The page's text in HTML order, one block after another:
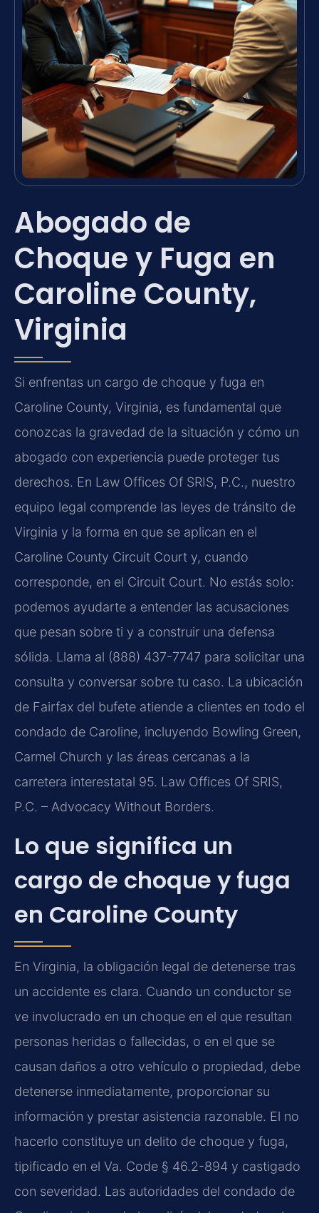
Abogado de
Choque y Fuga en
Caroline County,
Virginia
Si enfrentas un cargo de choque y fuga en
Caroline County, Virginia, es fundamental que
conozcas la gravedad de la situación y cómo un
abogado con experiencia puede proteger tus
derechos. En Law Offices Of SRIS, P.C., nuestro
equipo legal comprende las leyes de tránsito de
Virginia y la forma en que se aplican en el
Caroline County Circuit Court y, cuando
corresponde, en el Circuit Court. No estás solo:
podemos ayudarte a entender las acusaciones
que pesan sobre ti y a construir una defensa
sólida. Llama al (888) 437-7747 para solicitar una
consulta y conversar sobre tu caso. La ubicación
de Fairfax del bufete atiende a clientes en todo el
condado de Caroline, incluyendo Bowling Green,
Carmel Church y las áreas cercanas a la
carretera interestatal 95. Law Offices Of SRIS,
P.C. – Advocacy Without Borders.
Lo que significa un
cargo de choque y fuga
en Caroline County
En Virginia, la obligación legal de detenerse tras
un accidente es clara. Cuando un conductor se
ve involucrado en un choque en el que resultan
personas heridas o fallecidas, o en el que se
causan daños a otro vehículo o propiedad, debe
detenerse inmediatamente, proporcionar su
información y prestar asistencia razonable. El no
hacerlo constituye un delito de choque y fuga,
tipificado en el Va. Code § 46.2-894 y castigado
con severidad. Las autoridades del condado de